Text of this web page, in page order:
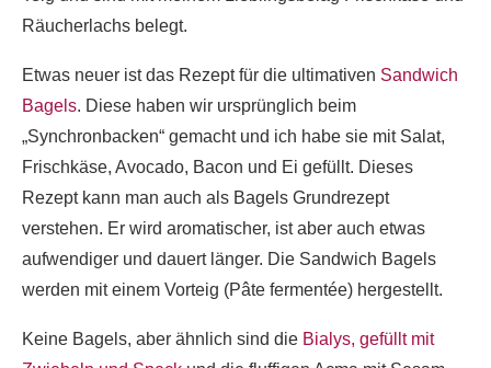
Räucherlachs belegt.
Etwas neuer ist das Rezept für die ultimativen Sandwich
Bagels. Diese haben wir ursprünglich beim
„Synchronbacken“ gemacht und ich habe sie mit Salat,
Frischkäse, Avocado, Bacon und Ei gefüllt. Dieses
Rezept kann man auch als Bagels Grundrezept
verstehen. Er wird aromatischer, ist aber auch etwas
aufwendiger und dauert länger. Die Sandwich Bagels
werden mit einem Vorteig (Pâte fermentée) hergestellt.
Keine Bagels, aber ähnlich sind die Bialys, gefüllt mit